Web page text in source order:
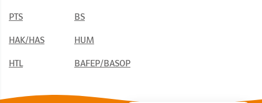
PTS BS
HAK/HAS HUM
HTL BAFEP/BASOP